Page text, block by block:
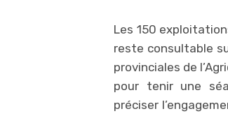
Les 150
reste consultable
provinciales de
pour tenir une
préciser